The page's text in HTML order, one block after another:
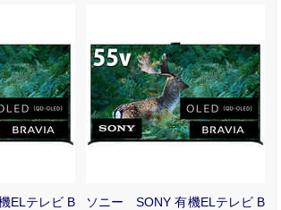
ELテレビ B
ソニー SONY 有機ELテレビ B